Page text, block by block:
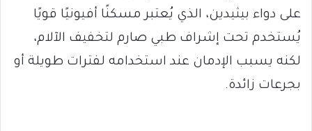
على دواء بيثيدين، الذي يُعتبر مسكنًا أفيونيًا قويًا
يُستخدم تحت إشراف طبي صارم لتخفيف الآلام،
لكنه يسبب الإدمان عند استخدامه لفترات طويلة أو
بجرعات زائدة.